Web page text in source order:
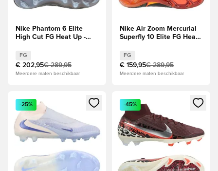
Nike Phantom 6 Elite
High Cut FG Heat Up -
FG
€ 202,95€ 289,95
Meerdere maten beschikbaar
Nike Air Zoom Mercurial
Superfly 10 Elite FG Heat
FG
€ 159,95€ 289,95
Meerdere maten beschikbaar
Opent een venster om in te loggen of je aan te melden als
-25%
Opent een venster om in te
-45%